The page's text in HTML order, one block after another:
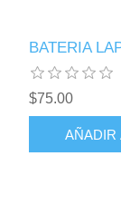
BATERIA
$75.00
AÑADIR